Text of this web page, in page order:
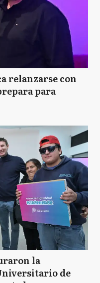
relanzarse con
para
la
de